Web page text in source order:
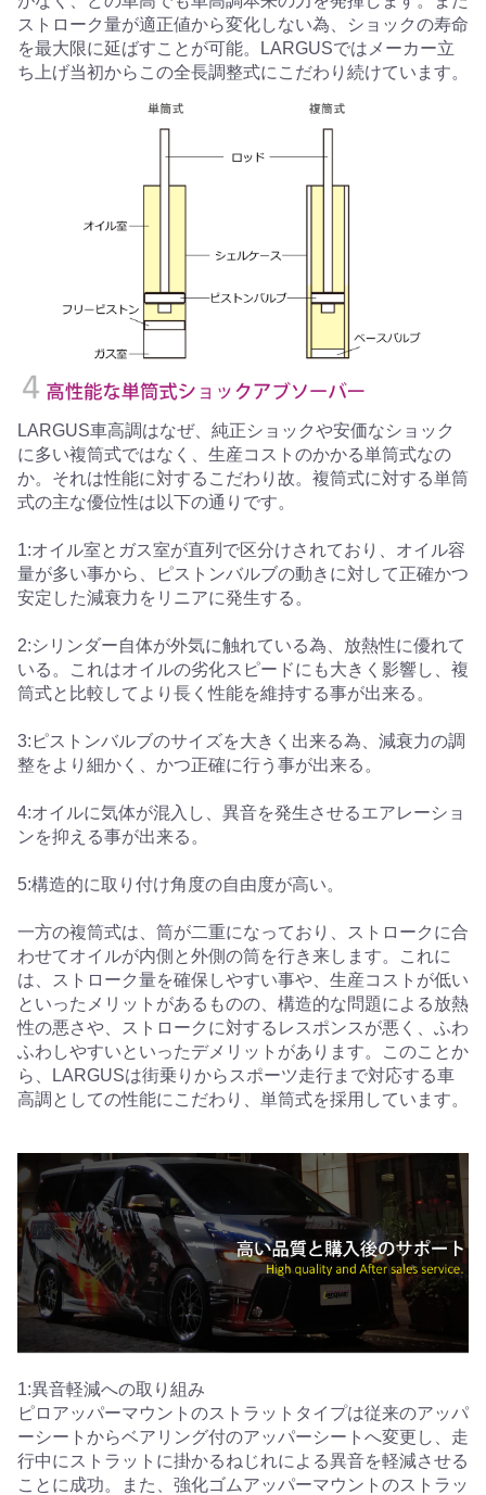
ストローク量が適正値から変化しない為、ショックの寿命
を最大限に延ばすことが可能。LARGUSではメーカー立
ち上げ当初からこの全長調整式にこだわり続けています。
LARGUS車高調はなぜ、純正ショックや安価なショック
に多い複筒式ではなく、生産コストのかかる単筒式なの
か。それは性能に対するこだわり故。複筒式に対する単筒
式の主な優位性は以下の通りです。
1:オイル室とガス室が直列で区分けされており、オイル容
量が多い事から、ピストンバルブの動きに対して正確かつ
安定した減衰力をリニアに発生する。
2:シリンダー自体が外気に触れている為、放熱性に優れて
いる。これはオイルの劣化スピードにも大きく影響し、複
筒式と比較してより長く性能を維持する事が出来る。
3:ピストンバルブのサイズを大きく出来る為、減衰力の調
整をより細かく、かつ正確に行う事が出来る。
4:オイルに気体が混入し、異音を発生させるエアレーショ
ンを抑える事が出来る。
5:構造的に取り付け角度の自由度が高い。
一方の複筒式は、筒が二重になっており、ストロークに合
わせてオイルが内側と外側の筒を行き来します。これに
は、ストローク量を確保しやすい事や、生産コストが低い
といったメリットがあるものの、構造的な問題による放熱
性の悪さや、ストロークに対するレスポンスが悪く、ふわ
ふわしやすいといったデメリットがあります。このことか
ら、LARGUSは街乗りからスポーツ走行まで対応する車
高調としての性能にこだわり、単筒式を採用しています。
1:異音軽減への取り組み
ピロアッパーマウントのストラットタイプは従来のアッパ
ーシートからベアリング付のアッパーシートへ変更し、走
行中にストラットに掛かるねじれによる異音を軽減させる
ことに成功。また、強化ゴムアッパーマウントのストラッ